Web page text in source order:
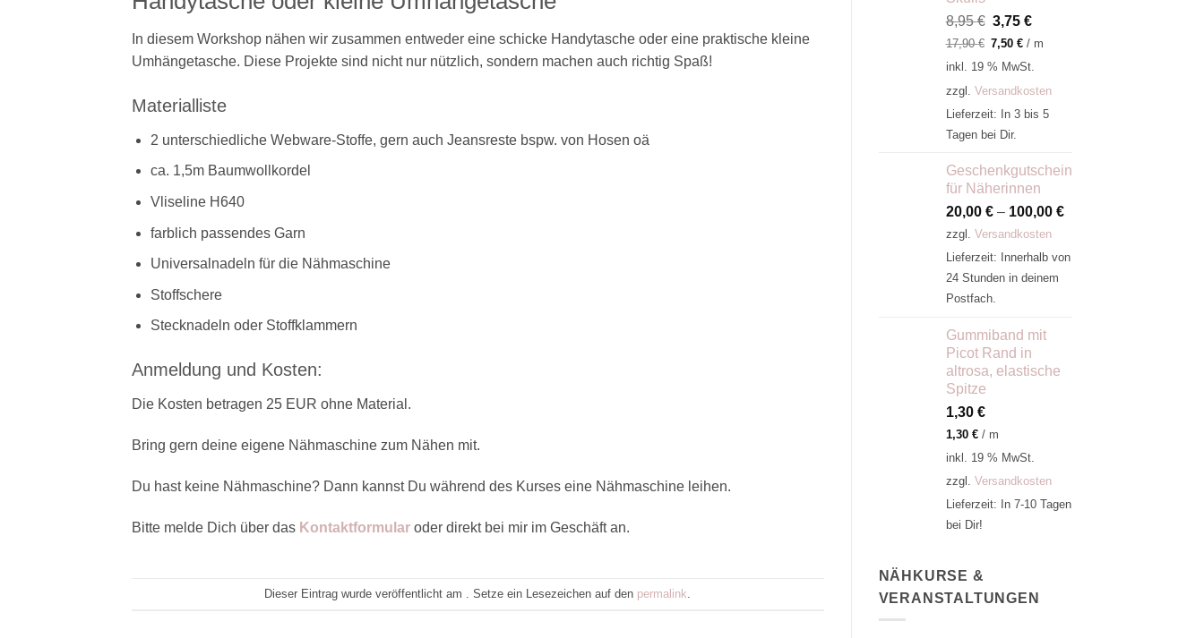
Dein
Stoffgeschäft
in
In diesem Workshop nähen wir zusammen entweder eine schicke Handytasche oder eine praktische kleine
Umhängetasche. Diese Projekte sind nicht nur nützlich, sondern machen auch richtig Spaß!
Materialliste
2 unterschiedliche Webware-Stoffe, gern auch Jeansreste bspw. von Hosen oä
ca. 1,5m Baumwollkordel
Vliseline H640
farblich passendes Garn
Universalnadeln für die Nähmaschine
Stoffschere
Stecknadeln oder Stoffklammern
Anmeldung und Kosten:
Die Kosten betragen 25 EUR ohne Material.
Bring gern deine eigene Nähmaschine zum Nähen mit.
Du hast keine Nähmaschine? Dann kannst Du während des Kurses eine Nähmaschine leihen.
Bitte melde Dich über das Kontaktformular oder direkt bei mir im Geschäft an.
Dieser Eintrag wurde veröffentlicht am . Setze ein Lesezeichen auf den permalink
8,95€ Ursprünglicher
Preis
3,75€Aktueller
Preis
17,90€ 7,50€ / m
inkl. 19 % MwSt.
zzgl. Versandkosten
Lieferzeit:
In 3 bis 5
Tagen bei Dir.
Geschenkgutschein
für Näherinnen
20,00 €– 100,00 €
zzgl. Versandkosten
Lieferzeit:
Innerhalb von
24 Stunden in deinem
Postfach.
Gummiband mit
Picot Rand in
altrosa, elastische
Spitze
1,30 €
1,30 €/ m
inkl. 19 % MwSt.
zzgl. Versandkosten
Lieferzeit:
In 7-10 Tagen
bei Dir!
NÄHKURSE &
VERANSTALTUNGEN